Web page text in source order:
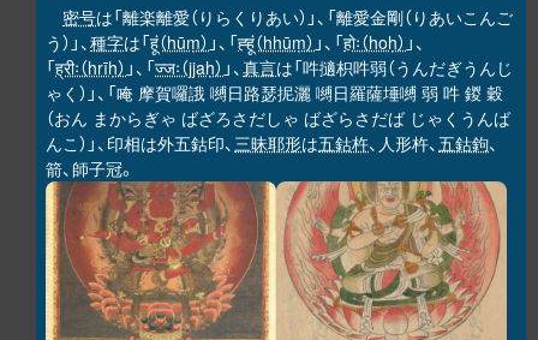
密号は「離楽離愛（りらくりあい）」、「離愛金剛（りあいこんご
う）」、種字は「हूं（hūṃ） 」、「ह्हूं（hhūṃ） 」、「होः（hoḥ） 」、
「ह्रीः（hrīḥ） 」、「ज्जः（jjaḥ） 」、真言は「吽擿枳吽弱（うんだぎうんじ
ゃく）」、「唵 摩賀囉誐 嚩日路瑟抳灑 嚩日羅薩埵嚩 弱 吽 鍐 穀
（おん まからぎゃ ばざろさだしゃ ばざらさだば じゃくうんば
んこ）」、印相は外五鈷印、三昧耶形は五鈷杵、人形杵、五鈷鉤、
箭、師子冠。